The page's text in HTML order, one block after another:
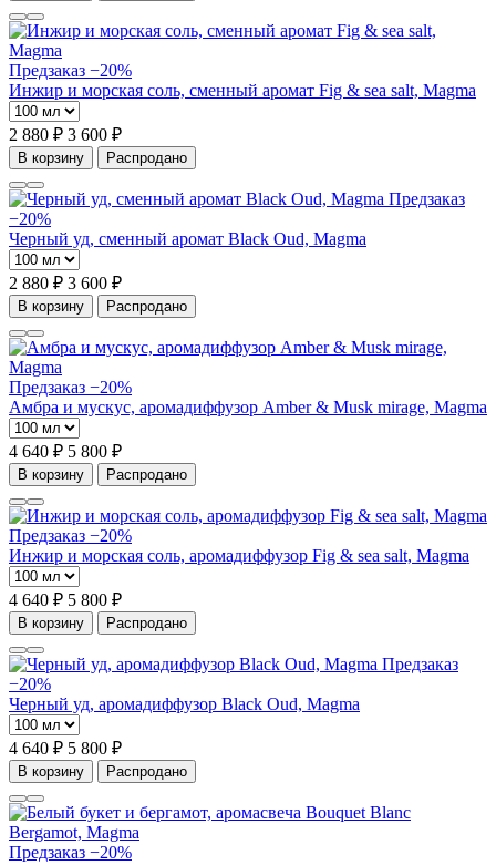
Предзаказ −20%
Инжир и морская соль, сменный аромат Fig & sea salt, Magma
2 880 ₽ 3 600 ₽
В корзину Распродано
Предзаказ
−20%
Черный уд, сменный аромат Black Oud, Magma
2 880 ₽ 3 600 ₽
В корзину Распродано
Предзаказ −20%
Амбра и мускус, аромадиффузор Amber & Musk mirage, Magma
4 640 ₽ 5 800 ₽
В корзину Распродано
Предзаказ −20%
Инжир и морская соль, аромадиффузор Fig & sea salt, Magma
4 640 ₽ 5 800 ₽
В корзину Распродано
Предзаказ
−20%
Черный уд, аромадиффузор Black Oud, Magma
4 640 ₽ 5 800 ₽
В корзину Распродано
Предзаказ −20%